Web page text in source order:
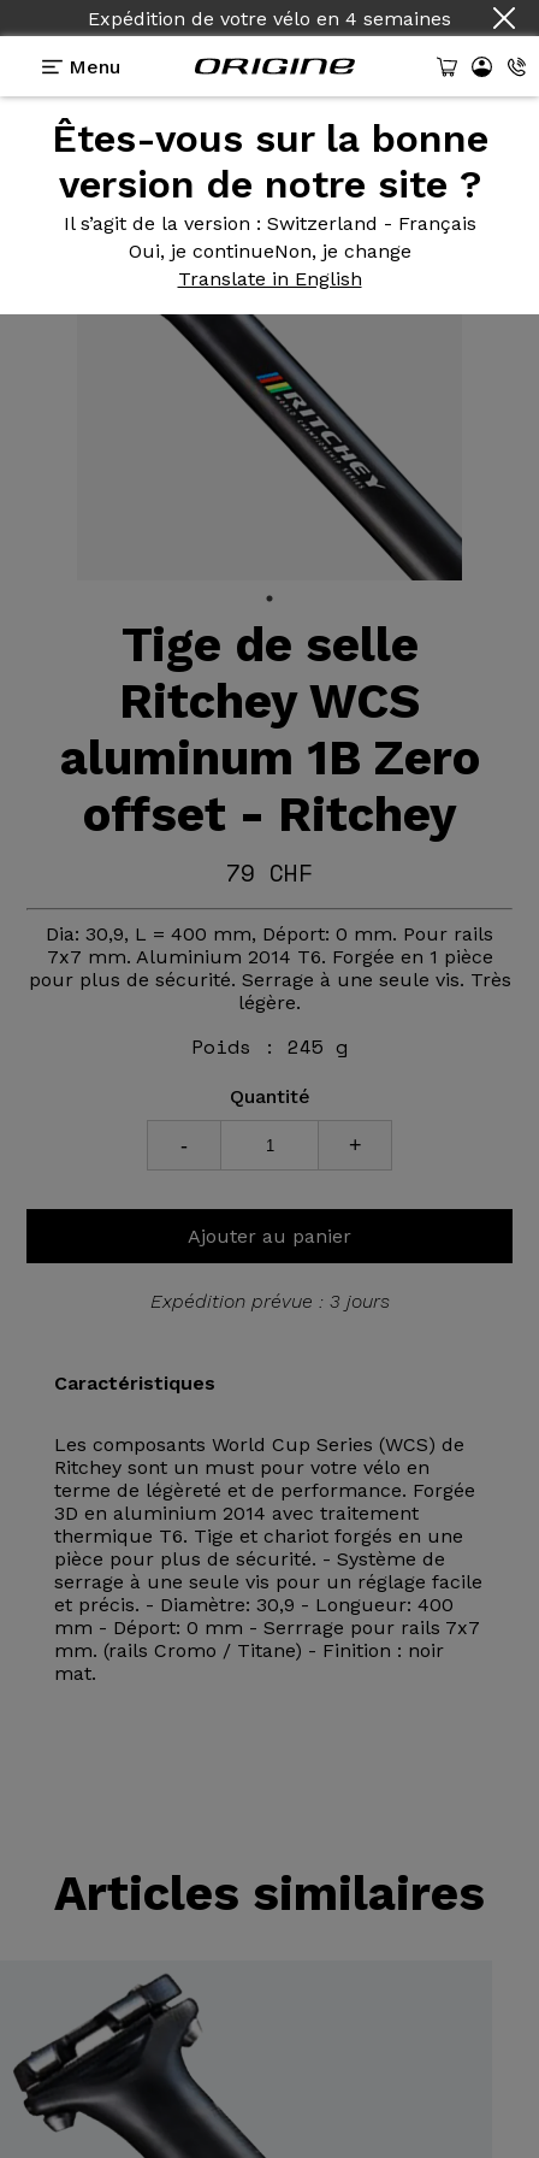
Expédition de votre vélo en 4 semaines
Menu
Êtes-vous sur la bonne
version de notre site ?
Il s’agit de la version : Switzerland - Français
Oui, je continueNon, je change
Translate in English
Equipements>Tige de Selle>
Zero WCS 30.9 sans
Tige de selle
Ritchey WCS
aluminum 1B Zero
offset - Ritchey
79 CHF
Dia: 30,9, L = 400 mm, Déport: 0 mm. Pour rails
7x7 mm. Aluminium 2014 T6. Forgée en 1 pièce
pour plus de sécurité. Serrage à une seule vis. Très
légère.
Poids : 245 g
Quantité
- +
Ajouter au panier
Expédition prévue : 3 jours
Caractéristiques
Les composants World Cup Series (WCS) de
Ritchey sont un must pour votre vélo en
terme de légèreté et de performance. Forgée
3D en aluminium 2014 avec traitement
thermique T6. Tige et chariot forgés en une
pièce pour plus de sécurité. - Système de
serrage à une seule vis pour un réglage facile
et précis. - Diamètre: 30,9 - Longueur: 400
mm - Déport: 0 mm - Serrrage pour rails 7x7
mm. (rails Cromo / Titane) - Finition : noir
mat.
Articles similaires